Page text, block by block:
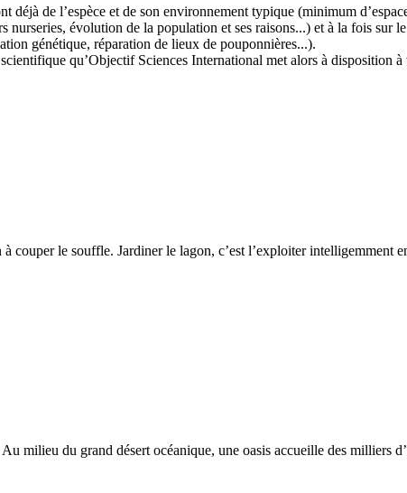
déjà de l’espèce et de son environnement typique (minimum
évolution de la population et ses raisons...) et à la fois sur
génétique, réparation de lieux de pouponnières...).
qu’Objectif Sciences International met alors à disposition
couper le souffle. Jardiner le lagon, c’est l’exploiter intelligemment
milieu du grand désert océanique, une oasis accueille des milliers